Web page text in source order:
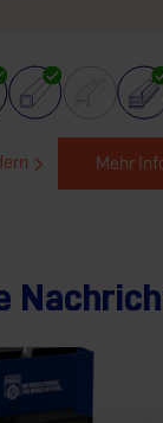
Mehr